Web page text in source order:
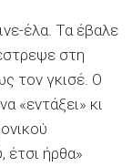
έλα. Τα έβαλε
στη
τον γκισέ. Ο
«εντάξει» κι
έτσι ήρθα»